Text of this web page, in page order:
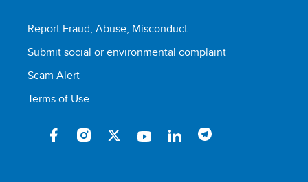
Report Fraud, Abuse, Misconduct
Submit social or environmental complaint
Scam Alert
Terms of Use